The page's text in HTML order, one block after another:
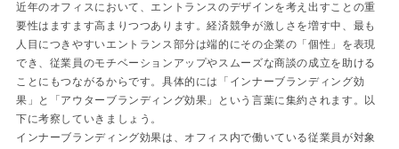
近年のオフィスにおいて、エントランスのデザインを考え出すことの重
要性はますます高まりつつあります。経済競争が激しさを増す中、最も
人目につきやすいエントランス部分は端的にその企業の「個性」を表現
でき、従業員のモチベーションアップやスムーズな商談の成立を助ける
ことにもつながるからです。具体的には「インナーブランディング効
果」と「アウターブランディング効果」という言葉に集約されます。以
下に考察していきましょう。
インナーブランディング効果は、オフィス内で働いている従業員が対象